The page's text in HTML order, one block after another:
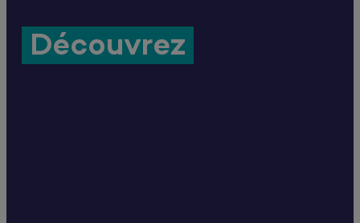
Découvrez